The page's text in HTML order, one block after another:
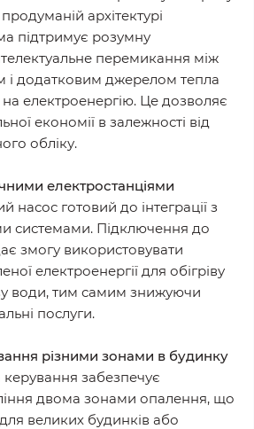
архітектурі
підтримує розумну
перемикання між
і додатковим джерелом тепла
на електроенергію. Це дозволяє
економії в залежності від
обліку.
електростанціями
насос готовий до інтеграції з
системами. Підключення до
змогу використовувати
електроенергії для обігріву
води, тим самим знижуючи
послуги.
різними зонами в будинку
забезпечує
двома зонами опалення, що
великих будинків або